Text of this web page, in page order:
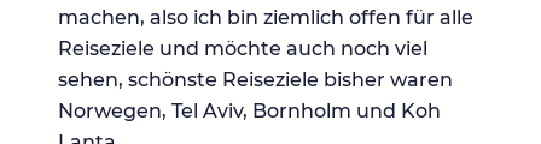
machen, also ich bin ziemlich offen für alle
Reiseziele und möchte auch noch viel
sehen, schönste Reiseziele bisher waren
Norwegen, Tel Aviv, Bornholm und Koh